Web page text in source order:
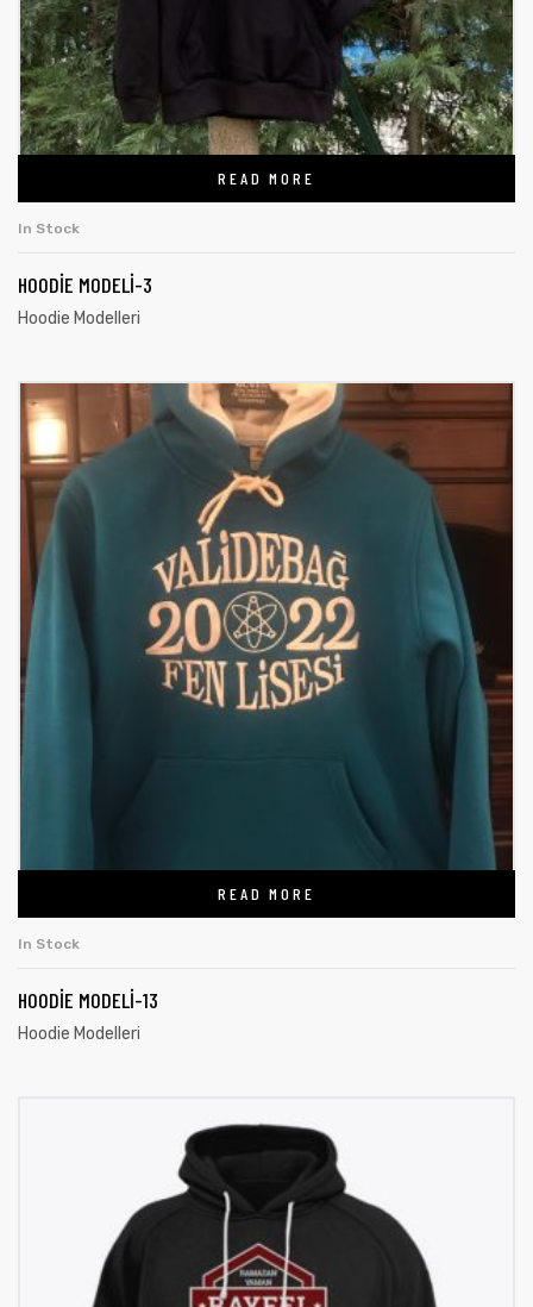
READ MORE
In Stock
HOODIE MODELI-3
Hoodie Modelleri
READ MORE
In Stock
HOODIE MODELI-13
Hoodie Modelleri